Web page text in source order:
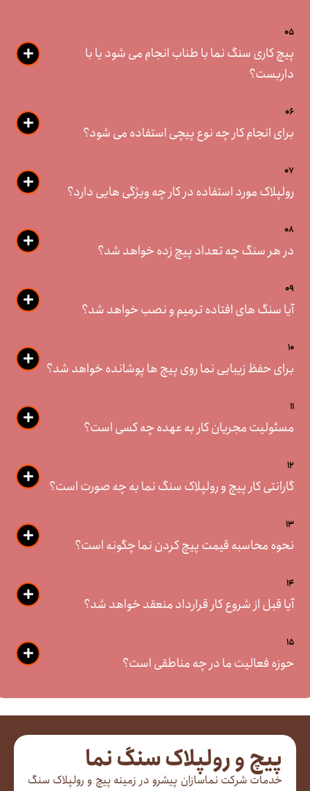
05
پیچ کاری سنگ نما با طناب انجام می شود یا با
داربست؟
06
برای انجام کار چه نوع پیچی استفاده می شود؟
07
رولپلاک مورد استفاده در کار چه ویژگی هایی دارد؟
08
در هر سنگ چه تعداد پیچ زده خواهد شد؟
09
آیا سنگ های افتاده ترمیم و نصب خواهد شد؟
10
برای حفظ زیبایی نما روی پیچ ها پوشانده خواهد شد؟
11
مسئولیت مجریان کار به عهده چه کسی است؟
12
گارانتی کار پیچ و رولپلاک سنگ نما به چه صورت است؟
13
نحوه محاسبه قیمت پیچ کردن نما چگونه است؟
14
آیا قبل از شروع کار قرارداد منعقد خواهد شد؟
15
حوزه فعالیت ما در چه مناطقی است؟
پیچ و رولپلاک سنگ نما
خدمات شرکت نماسازان پیشرو در زمینه پیچ و رولپلاک سنگ